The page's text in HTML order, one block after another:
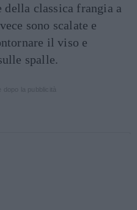
classica frangia a
sono scalate e
il viso e
spalle.